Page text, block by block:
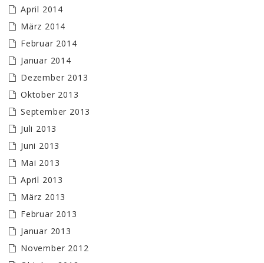
April 2014
März 2014
Februar 2014
Januar 2014
Dezember 2013
Oktober 2013
September 2013
Juli 2013
Juni 2013
Mai 2013
April 2013
März 2013
Februar 2013
Januar 2013
November 2012